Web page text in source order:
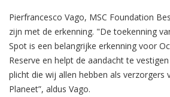
Pierfrancesco Vago, MSC Foundation
zijn met de erkenning. "De toekenning
Spot is een belangrijke erkenning voor
Reserve en helpt de aandacht te
plicht die wij allen hebben als verzorgers
Planeet”, aldus Vago.